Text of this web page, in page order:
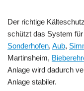
Der richtige
schützt das System
Sonderhofen, Aub,
Martinsheim,
Anlage wird dadurch
Anlage stabiler.